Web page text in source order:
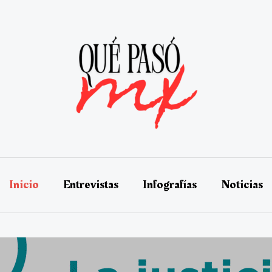
Inicio Entrevistas Infografías Noticias